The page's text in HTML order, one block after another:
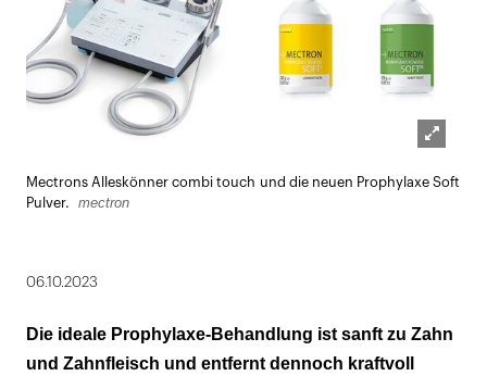
öffnen
Mectrons Alleskönner combi touch und die neuen Prophylaxe Soft
Pulver.
mectron
06.10.2023
Die ideale Prophylaxe-Behandlung ist sanft zu Zahn
und Zahnfleisch und entfernt dennoch kraftvoll